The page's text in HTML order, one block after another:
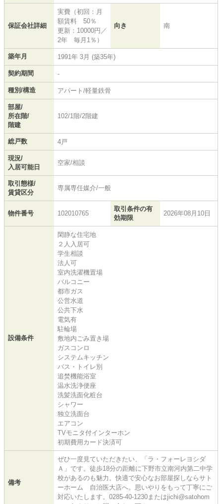
保証会社詳細
実費（初回：月
額賃料 50％
更新：10000円／
2年 毎月1％）
向き 南
築年月 1991年 3月 (築35年)
契約期間 -
種別/構造 アパート/軽量鉄骨
部屋/
所在階/
階建
102/1階/2階建
総戸数 4戸
現況/
入居可能日
空家/相談
取引態様/
賃貸区分
専属専任媒介/一般
物件番号 102010765
取引条件の有
効期限
2026年08月10日
設備条件
閑静な住宅地
２人入居可
学生相談
法人可
室内洗濯機置場
バルコニー
都市ガス
公営水道
公共下水
電気有
駐輪場
敷地内ごみ置き場
ガスコンロ
システムキッチン
バス・トイレ別
追焚機能浴室
温水洗浄便座
洗髪洗面化粧台
シャワー
独立洗面台
エアコン
TVモニタ付インターホン
初期費用カード決済可
備考
ぜひ一度見ていただきたい、「ラ・フォーレヨシダ
Ａ」です。徒歩18分の距離に下野市立南河内第二中学
校があるのも魅力。快適で安心なお部屋探しならサト
ーホーム 自治医大店へ。思いやりをもって丁寧にご
対応いたします。0285-40-1230またはjichi@satohom